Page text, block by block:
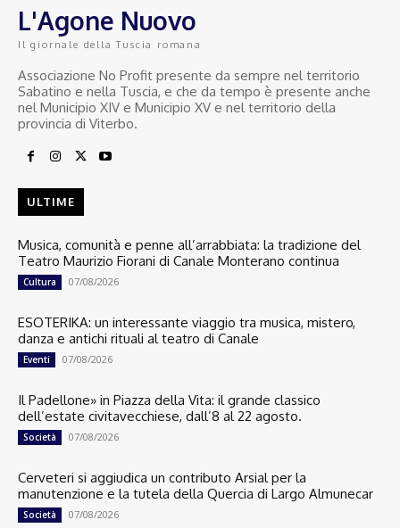
L'Agone Nuovo
Il giornale della Tuscia romana
Associazione No Profit presente da sempre nel territorio
Sabatino e nella Tuscia, e che da tempo è presente anche
nel Municipio XIV e Municipio XV e nel territorio della
provincia di Viterbo.
ULTIME
Musica, comunità e penne all’arrabbiata: la tradizione del
Teatro Maurizio Fiorani di Canale Monterano continua
Cultura 07/08/2026
ESOTERIKA: un interessante viaggio tra musica, mistero,
danza e antichi rituali al teatro di Canale
Eventi 07/08/2026
Il Padellone» in Piazza della Vita: il grande classico
dell’estate civitavecchiese, dall’8 al 22 agosto.
Società 07/08/2026
Cerveteri si aggiudica un contributo Arsial per la
manutenzione e la tutela della Quercia di Largo Almunecar
Società 07/08/2026